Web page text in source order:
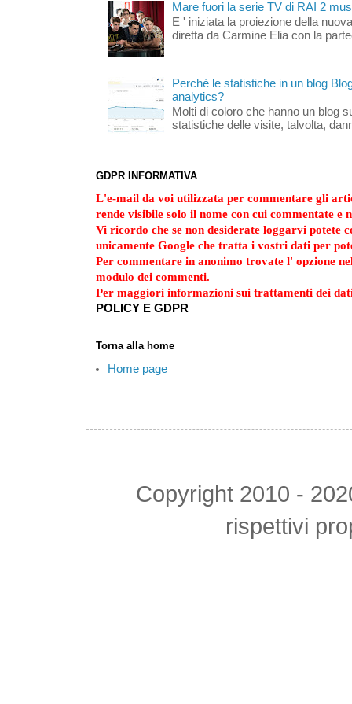
Mare fuori la serie TV di RAI 2
E ' iniziata la proiezione della
diretta da Carmine Elia con la
Perché le statistiche in un blog
analytics?
Molti di coloro che hanno un blog
statistiche delle visite, talvolta,
GDPR INFORMATIVA
L'e-mail da voi utilizzata per commentare gli
rende visibile solo il nome con cui commentate e
Vi ricordo che se non desiderate loggarvi potete
unicamente Google che tratta i vostri dati per
Per commentare in anonimo trovate l' opzione
modulo dei commenti.
Per maggiori informazioni sui trattamenti dei
POLICY E GDPR
Torna alla home
Home page
Copyright 2010 -
rispettivi